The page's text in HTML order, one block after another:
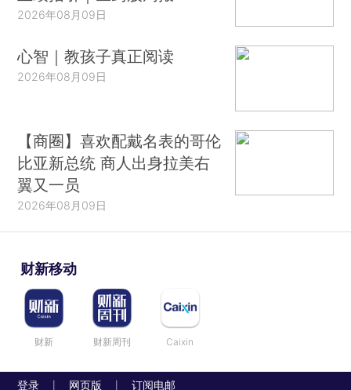
2026年08月09日
心智｜教孩子真正阅读
2026年08月09日
【商圈】喜欢配戴名表的哥伦
比亚新总统 商人出身拉美右
翼又一员
2026年08月09日
财新移动
财新 财新周刊 Caixin
登录 网页版 订阅电邮